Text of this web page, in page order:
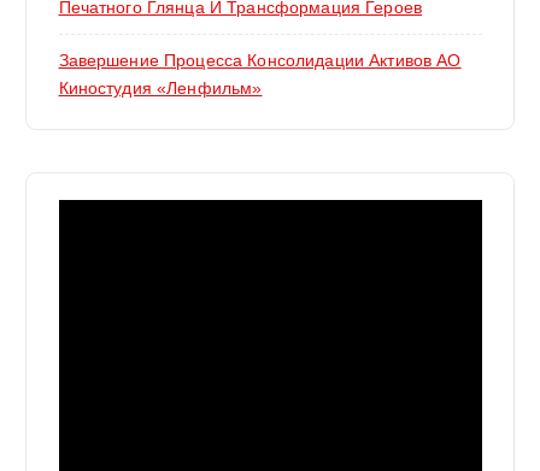
Печатного Глянца И Трансформация Героев
Завершение Процесса Консолидации Активов АО
Киностудия «Ленфильм»